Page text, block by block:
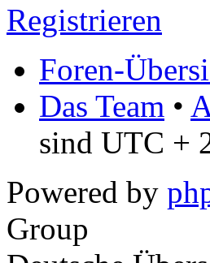
Registrieren
Foren-
Das Team •
sind UTC +
Powered by
Group